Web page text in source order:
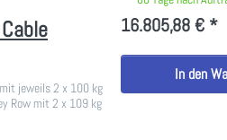
jeweils 2 x 100 kg
Row mit 2 x 109 kg
16.805,88 € *
In den